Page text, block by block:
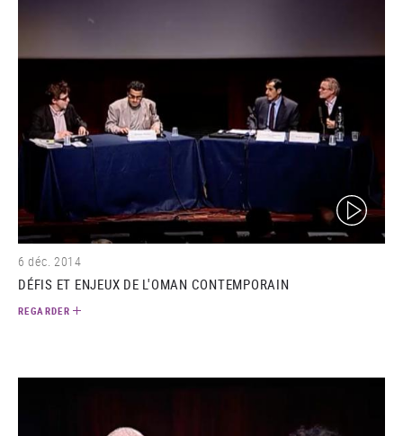
(video)
6 déc. 2014
DÉFIS ET ENJEUX DE L'OMAN CONTEMPORAIN
REGARDER